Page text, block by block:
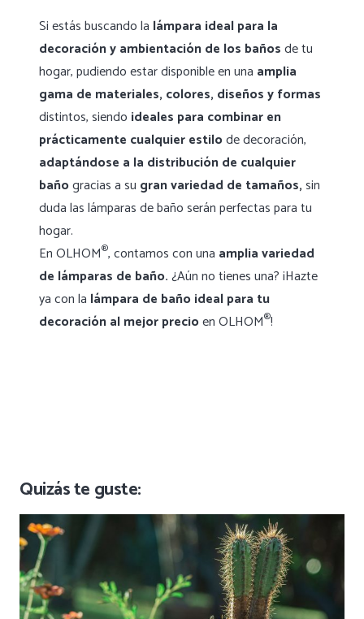
Si estás buscando la lámpara ideal para la
decoración y ambientación de los bañosde tu
hogar, pudiendo estar disponible en una amplia
gama de materiales, colores, diseños y formas
distintos, siendo ideales para combinar en
prácticamente cualquier estilode decoración,
adaptándose a la distribución de cualquier
bañogracias a su gran variedad de tamaños,sin
duda las lámparas de baño serán perfectas para tu
hogar.
En OLHOM®, contamos con una amplia variedad
de lámparas de baño.¿Aún no tienes una? ¡Hazte
ya con la lámpara de baño ideal para tu
decoración al mejor precioen OLHOM®!
Quizás te guste: